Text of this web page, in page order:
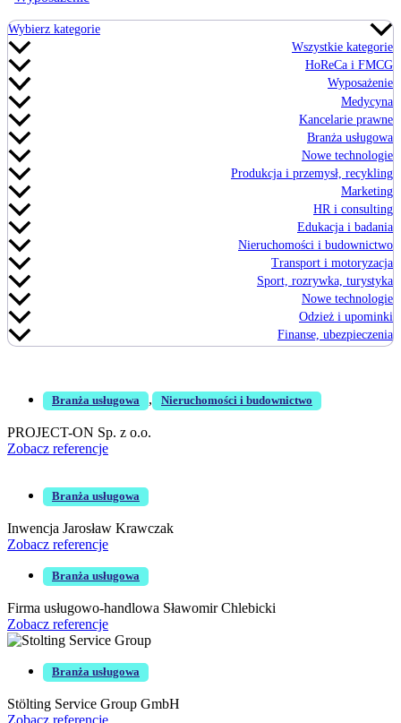
Wybierz kategorie
Wszystkie kategorie
HoReCa i FMCG
Wyposażenie
Medycyna
Kancelarie prawne
Branża usługowa
Nowe technologie
Produkcja i przemysł, recykling
Marketing
HR i consulting
Edukacja i badania
Nieruchomości i budownictwo
Transport i motoryzacja
Sport, rozrywka, turystyka
Nowe technologie
Odzież i upominki
Finanse, ubezpieczenia
Branża usługowa , Nieruchomości i budownictwo
PROJECT-ON Sp. z o.o.
Zobacz referencje
Branża usługowa
Inwencja Jarosław Krawczak
Zobacz referencje
Branża usługowa
Firma usługowo-handlowa Sławomir Chlebicki
Zobacz referencje
Branża usługowa
Stölting Service Group GmbH
Zobacz referencje